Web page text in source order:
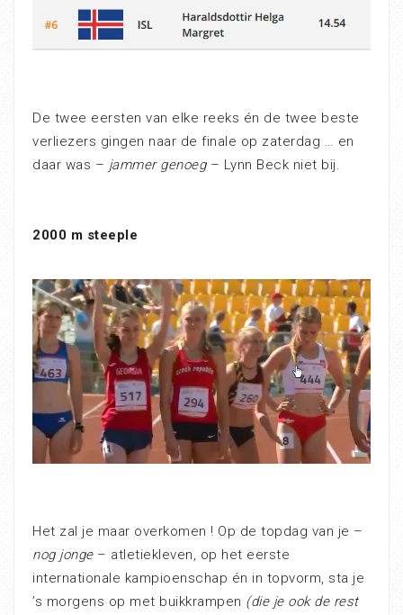
De twee eersten van elke reeks én de twee beste
verliezers gingen naar de finale op zaterdag … en
daar was – jammer genoeg– Lynn Beck niet bij.
2000 m steeple
Het zal je maar overkomen ! Op de topdag van je –
nog jonge– atletiekleven, op het eerste
internationale kampioenschap én in topvorm, sta je
’s morgens op met buikkrampen (die je ook de rest